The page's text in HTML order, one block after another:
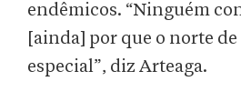
endêmicos. “Ninguém
[ainda] por que o norte de
especial”, diz Arteaga.